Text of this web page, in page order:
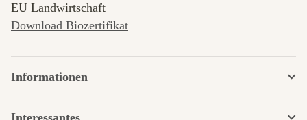
EU Landwirtschaft
Download Biozertifikat
Informationen